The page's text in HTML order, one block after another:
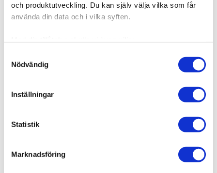
och produktutveckling. Du kan själv välja vilka som får
använda din data och i vilka syften.
kan ha en noggrannhet på upp till flera meter
Ta reda på mer om hur dina personliga uppgifter
Du kan ändra eller dra tillbaka ditt samtycke när som
Vi använder enhetsidentifierare för att anpassa innehållet
Nödvändig
Inställningar
Statistik
Marknadsföring
Poze Standard Keratin Extensions 9N Natural